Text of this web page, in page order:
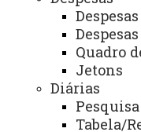
Quadro
Jetons
Diárias
Tabela/
Acesso Restrito
Arquivo Virtual
Bibliotecas
Identidade Visual